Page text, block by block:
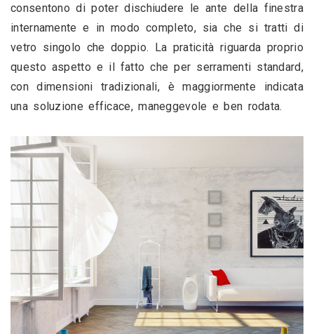
consentono di poter dischiudere le ante della finestra
internamente e in modo completo, sia che si tratti di
vetro singolo che doppio. La praticità riguarda proprio
questo aspetto e il fatto che per serramenti standard,
con dimensioni tradizionali, è maggiormente indicata
una soluzione efficace, maneggevole e ben rodata.